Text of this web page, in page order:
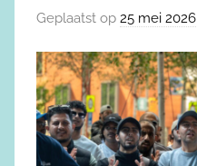
Geplaatst op 25 mei 2026